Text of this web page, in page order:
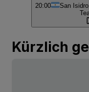
20:00 San
Kürzlich